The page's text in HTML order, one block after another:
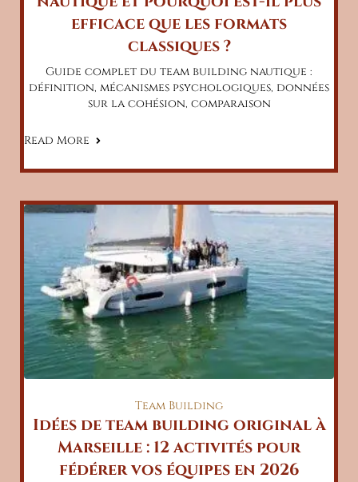
efficace que les formats
classiques ?
Guide complet du team building nautique :
définition, mécanismes psychologiques, données
sur la cohésion, comparaison
Read More
Team Building
Idées de team building original à
Marseille : 12 activités pour
fédérer vos équipes en 2026